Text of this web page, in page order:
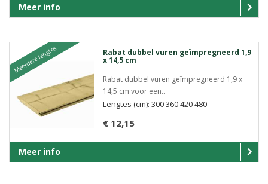
Meer info
Meerdere lengtes Rabat dubbel vuren geïmpregneerd 1,9
x 14,5 cm
Rabat dubbel vuren geïmpregneerd 1,9 x
14,5 cm voor een..
€ 12,15
Lengtes (cm): 300 360 420 480
Meer info